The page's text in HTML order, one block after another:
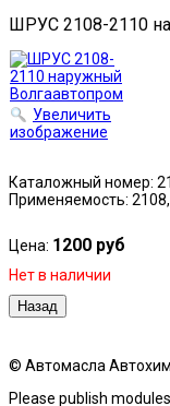
ШРУС 2108-2110
Увеличить
изображение
Каталожный номер:
Применяемость:
Цена: 1200 руб
Нет в наличии
© Автомасла
Please publish